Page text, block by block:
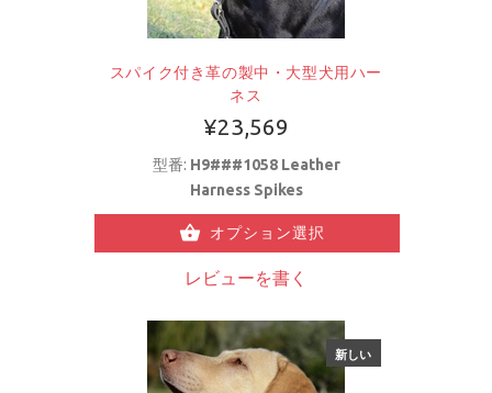
スパイク付き革の製中・大型犬用ハー
ネス
¥23,569
型番: H9###1058 Leather
Harness Spikes
オプション選択
レビューを書く
新しい